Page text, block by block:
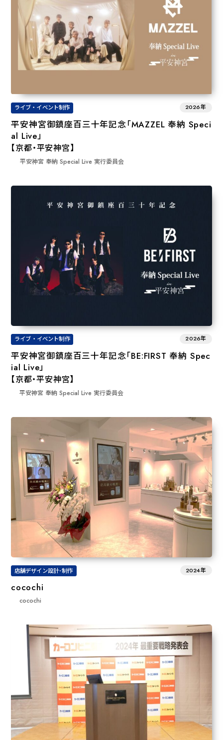
ライブ・イベント制作 2026年
平安神宮御鎮座百三十年記念「MAZZEL 奉納 Speci
al Live」
【京都・平安神宮】
平安神宮 奉納 Special Live 実行委員会
ライブ・イベント制作 2026年
平安神宮御鎮座百三十年記念「BE:FIRST 奉納 Spec
ial Live」
【京都・平安神宮】
平安神宮 奉納 Special Live 実行委員会
店舗デザイン設計･制作 2024年
cocochi
cocochi